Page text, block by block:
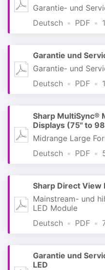
Garantie- und
Deutsch
PDF
Garantie und
Garantie- und
Deutsch
PDF
Sharp MultiSync®
Displays (75" to
Midrange Large
Deutsch
PDF
Sharp Direct View
Mainstream- und
LED Module
Deutsch
PDF
Garantie und
LED